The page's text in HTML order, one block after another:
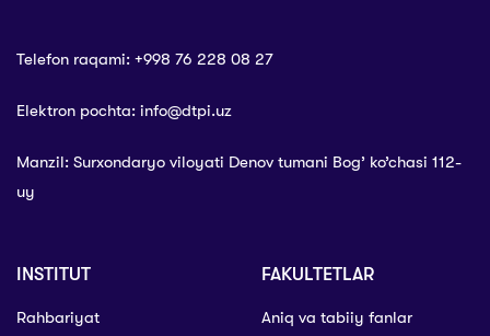
Telefon raqami: +998 76 228 08 27
Elektron pochta: info@dtpi.uz
Manzil: Surxondaryo viloyati Denov tumani Bog’ ko’chasi 112-
uy
INSTITUT
Rahbariyat
FAKULTETLAR
Aniq va tabiiy fanlar